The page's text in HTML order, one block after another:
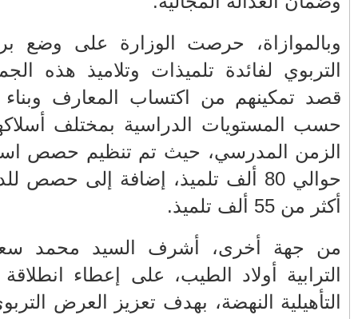
للدعم
وذلك
المبرمجة
استكمال
منها
شملت
الثانوية
من ظاهرة
الملكي
سانشيز في قلب الحدث.. وأخنوش في
سياحة لجزيرة مايوركا...!!؟؟
FACEBOOK
◄
2026
◄نوفمبر(1)